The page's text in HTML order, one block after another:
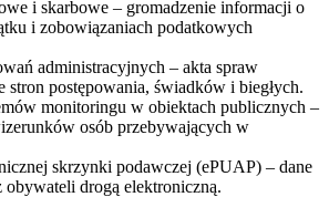
i skarbowe – gromadzenie informacji o
i zobowiązaniach podatkowych
administracyjnych – akta spraw
stron postępowania, świadków i biegłych.
monitoringu w obiektach publicznych –
osób przebywających w
skrzynki podawczej (ePUAP) – dane
obywateli drogą elektroniczną.